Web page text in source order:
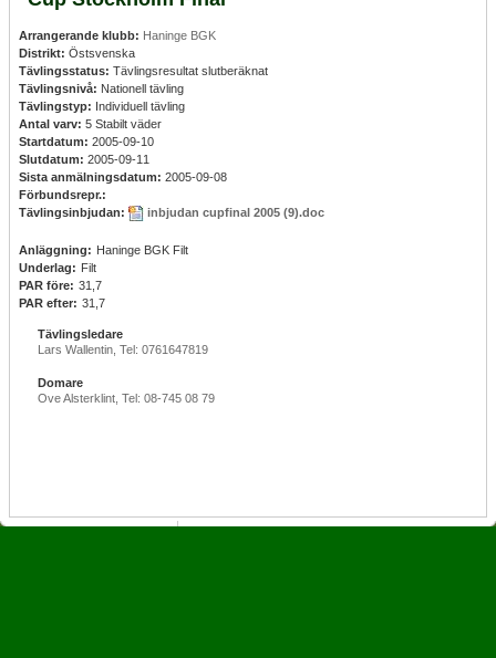
Arrangerande klubb: Haninge BGK
Distrikt: Östsvenska
Tävlingsstatus: Tävlingsresultat slutberäknat
Tävlingsnivå: Nationell tävling
Tävlingstyp: Individuell tävling
Antal varv: 5 Stabilt väder
Startdatum: 2005-09-10
Slutdatum: 2005-09-11
Sista anmälningsdatum: 2005-09-08
Förbundsrepr.:
Tävlingsinbjudan:
inbjudan cupfinal 2005 (9).doc
Anläggning: Haninge BGK Filt
Underlag: Filt
PAR före: 31,7
PAR efter: 31,7
Tävlingsledare
Lars Wallentin, Tel: 0761647819
Domare
Ove Alsterklint, Tel: 08-745 08 79